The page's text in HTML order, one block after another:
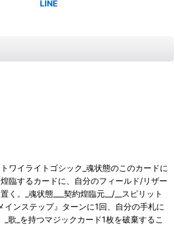
ワイライトゴシック_魂状態のこのカードに
臨するカードに、自分のフィールド/リザー
く。_魂状態___契約煌臨元__/__スピリット
インステップ』ターンに1回、自分の手札に
_歌_を持つマジックカード1枚を破棄するこ